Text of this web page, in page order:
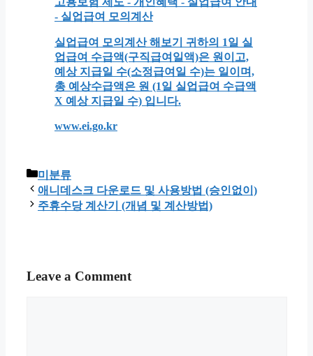
- 실업급여 모의계산
실업급여 모의계산 해보기 귀하의 1일 실
업급여 수급액(구직급여일액)은 원이고,
예상 지급일 수(소정급여일 수)는 일이며,
총 예상수급액은 원 (1일 실업급여 수급액
X 예상 지급일 수) 입니다.
www.ei.go.kr
Categories
미분류
애니데스크 다운로드 및 사용방법 (승인없이)
주휴수당 계산기 (개념 및 계산방법)
Leave a Comment